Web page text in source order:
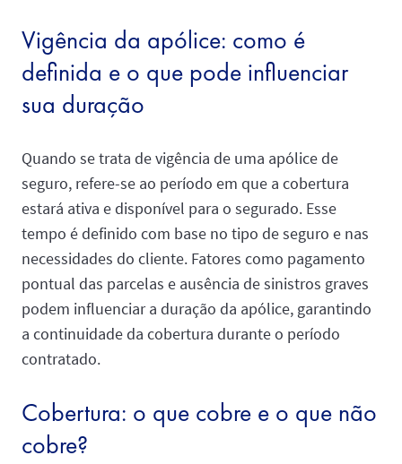
Vigência da apólice: como é
definida e o que pode influenciar
sua duração
Quando se trata de vigência de uma apólice de
seguro, refere-se ao período em que a cobertura
estará ativa e disponível para o segurado. Esse
tempo é definido com base no tipo de seguro e nas
necessidades do cliente. Fatores como pagamento
pontual das parcelas e ausência de sinistros graves
podem influenciar a duração da apólice, garantindo
a continuidade da cobertura durante o período
contratado.
Cobertura: o que cobre e o que não
cobre?